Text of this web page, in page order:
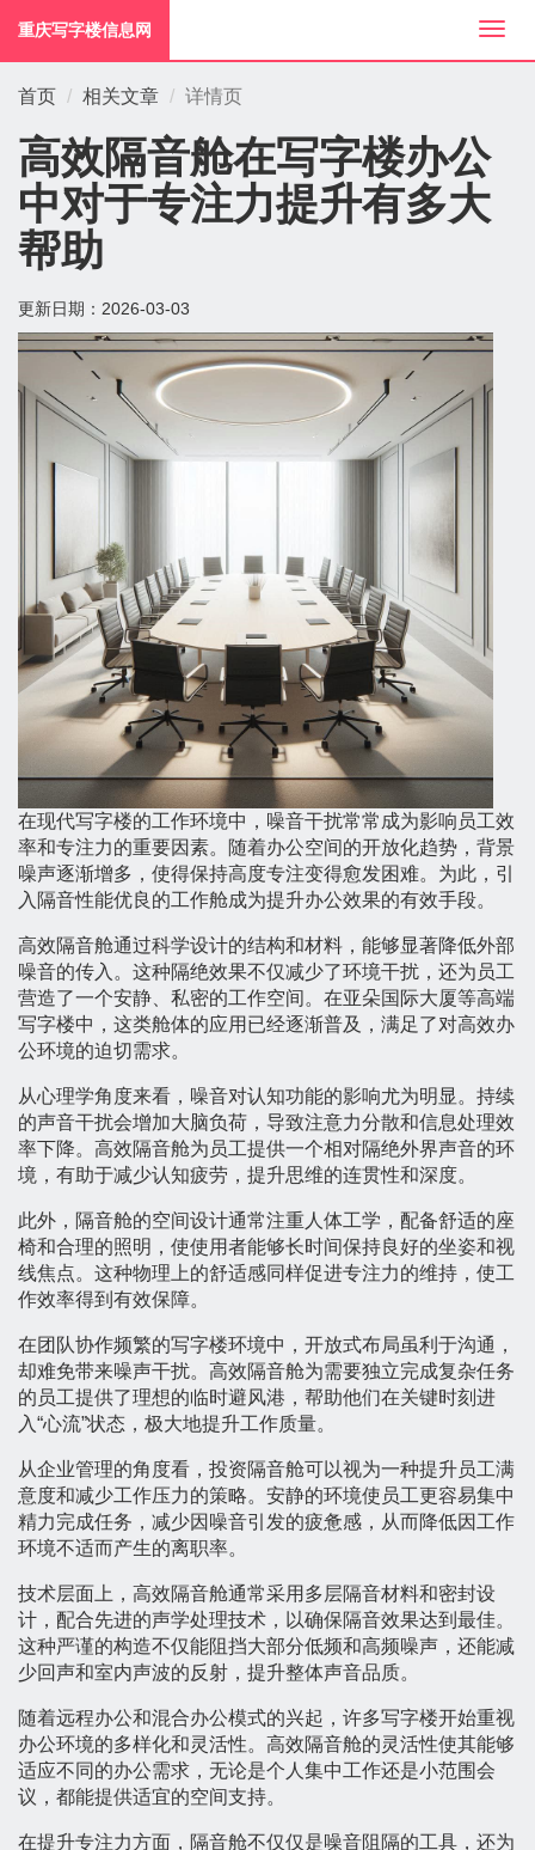
切
换
重庆写字楼信息网
首页 相关文章 详情页
高效隔音舱在写字楼办公
中对于专注力提升有多大
帮助
更新日期： 2026-03-03
在现代写字楼的工作环境中，噪音干扰常常成为影响员工效
率和专注力的重要因素。随着办公空间的开放化趋势，背景
噪声逐渐增多，使得保持高度专注变得愈发困难。为此，引
入隔音性能优良的工作舱成为提升办公效果的有效手段。
高效隔音舱通过科学设计的结构和材料，能够显著降低外部
噪音的传入。这种隔绝效果不仅减少了环境干扰，还为员工
营造了一个安静、私密的工作空间。在亚朵国际大厦等高端
写字楼中，这类舱体的应用已经逐渐普及，满足了对高效办
公环境的迫切需求。
从心理学角度来看，噪音对认知功能的影响尤为明显。持续
的声音干扰会增加大脑负荷，导致注意力分散和信息处理效
率下降。高效隔音舱为员工提供一个相对隔绝外界声音的环
境，有助于减少认知疲劳，提升思维的连贯性和深度。
此外，隔音舱的空间设计通常注重人体工学，配备舒适的座
椅和合理的照明，使使用者能够长时间保持良好的坐姿和视
线焦点。这种物理上的舒适感同样促进专注力的维持，使工
作效率得到有效保障。
在团队协作频繁的写字楼环境中，开放式布局虽利于沟通，
却难免带来噪声干扰。高效隔音舱为需要独立完成复杂任务
的员工提供了理想的临时避风港，帮助他们在关键时刻进
入“心流”状态，极大地提升工作质量。
从企业管理的角度看，投资隔音舱可以视为一种提升员工满
意度和减少工作压力的策略。安静的环境使员工更容易集中
精力完成任务，减少因噪音引发的疲惫感，从而降低因工作
环境不适而产生的离职率。
技术层面上，高效隔音舱通常采用多层隔音材料和密封设
计，配合先进的声学处理技术，以确保隔音效果达到最佳。
这种严谨的构造不仅能阻挡大部分低频和高频噪声，还能减
少回声和室内声波的反射，提升整体声音品质。
随着远程办公和混合办公模式的兴起，许多写字楼开始重视
办公环境的多样化和灵活性。高效隔音舱的灵活性使其能够
适应不同的办公需求，无论是个人集中工作还是小范围会
议，都能提供适宜的空间支持。
在提升专注力方面，隔音舱不仅仅是噪音阻隔的工具，还为